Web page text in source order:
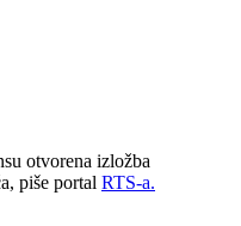
otvorena izložba
piše portal RTS-a.